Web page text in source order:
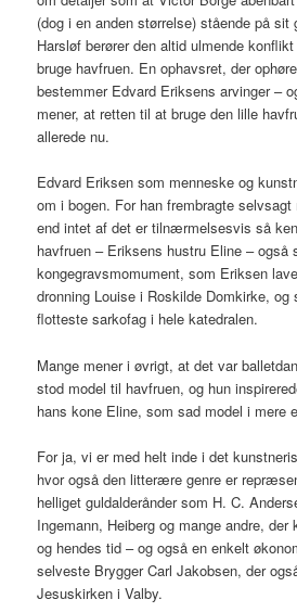
(dog i en anden størrelse) stående på sit
Harsløf berører den altid ulmende
bruge havfruen. En ophavsret, der
bestemmer Edvard Eriksens arvinger –
mener, at retten til at bruge den lille
allerede nu.
Edvard Eriksen som menneske og
om i bogen. For han frembragte
end intet af det er tilnærmelsesvis så
havfruen – Eriksens hustru Eline – også
kongegravsmomument, som Eriksen
dronning Louise i Roskilde Domkirke, og
flotteste sarkofag i hele katedralen.
Mange mener i øvrigt, at det var
stod model til havfruen, og hun
hans kone Eline, som sad model i mere
For ja, vi er med helt inde i det
hvor også den litterære genre er
helliget guldalderånder som H. C.
Ingemann, Heiberg og mange andre,
og hendes tid – og også en enkelt
selveste Brygger Carl Jakobsen, der
Jesuskirken i Valby.